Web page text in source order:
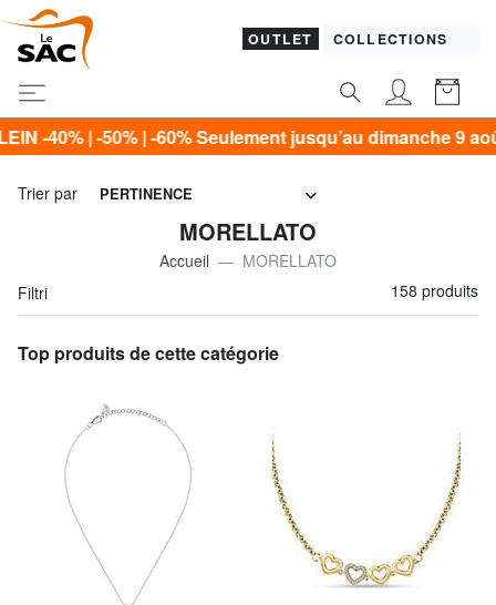
OUTLET COLLECTIONS
Seulement jusqu’au dimanche 9 août !*
Trier par PERTINENCE
MORELLATO
Accueil
MORELLATO
Filtri
158 produits
Top produits de cette catégorie